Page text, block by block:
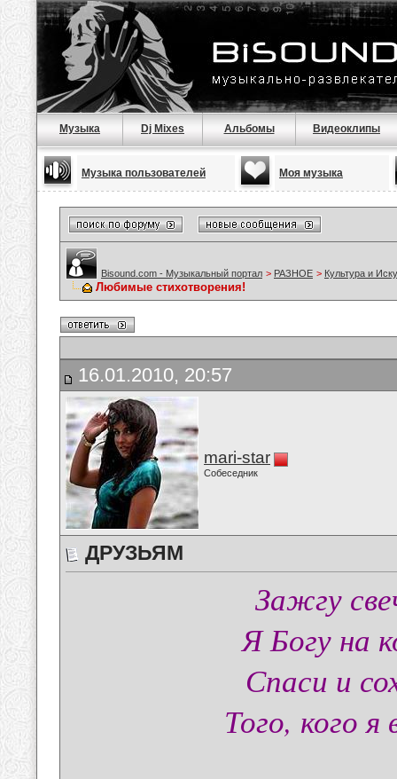
Музыка Dj Mixes Альбомы Видеоклипы
Музыка пользователей Моя музыка
Bisound.com - Музыкальный портал > РАЗНОЕ > Культура и
Любимые стихотворения!
16.01.2010, 20:57
mari-star
Собеседник
ДРУЗЬЯМ
Зажгу
Я Богу на
Спаси и
Того, кого